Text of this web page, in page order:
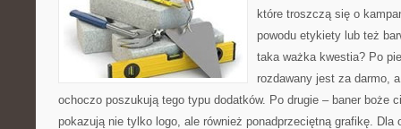
które troszczą się o
powodu etykiety lub też
taka ważka kwestia? Po
rozdawany jest za darmo,
ochoczo poszukują tego typu dodatków. Po drugie – baner boże
pokazują nie tylko logo, ale również ponadprzeciętną grafikę.